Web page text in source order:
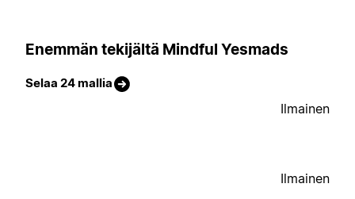
Enemmän tekijältä Mindful Yesmads
Selaa 24 mallia
Ilmainen
Ilmainen